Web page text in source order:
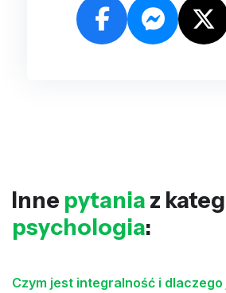
Inne pytania z
psychologia:
Czym jest integralność i